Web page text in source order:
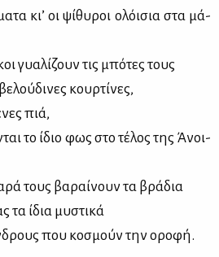
κι’ οι ψί­θυ­ροι ολόι­σια στα μά­
γυα­λί­ζουν τις μπό­τες τους
κουρ­τί­νες,
πιά,
το ίδιο φως στο τέ­λος της Άνοι­
τους βα­ραί­νουν τα βρά­δια
τα ίδια μυ­στι­κά
που κο­σμούν την ορο­φή.